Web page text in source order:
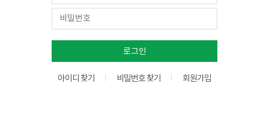
아이디 찾기 비밀번호 찾기 회원가입